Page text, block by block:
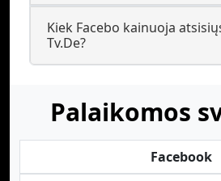
Kiek Facebo kainuoja
Tv.De?
Palaikomos
Facebook